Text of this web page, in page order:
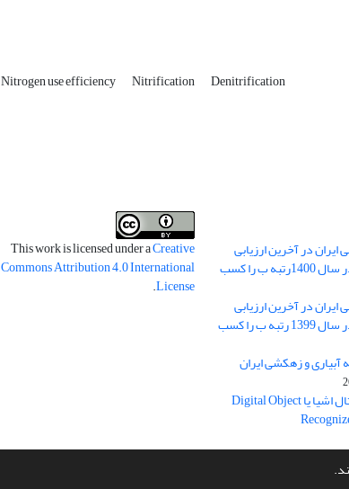
Nitrogen use efficiency Nitrification Denitrification
در آخرین ارزیابی
نشریات علمی کشور در سال 1400رتبه ب را کسب
در آخرین ارزیابی
نشریات علمی کشور در سال 1399 رتبه ب را کسب
1 نشریه آبیاری و زهکشی ایران
دریافت شناسه دیجیتال اشیا یا Digital Object
This work is licensed under aCreative
Commons Attribution 4.0 International
License
.